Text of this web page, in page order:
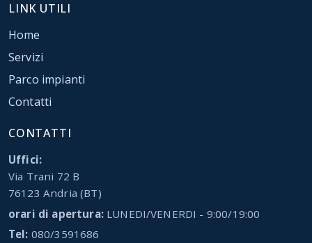
LINK UTILI
Home
Servizi
Parco impianti
Contatti
CONTATTI
Uffici:
Via Trani 72 B
76123 Andria (BT)
orari di apertura:LUNEDI/VENERDI - 9:00/19:00
Tel: 080/3591686